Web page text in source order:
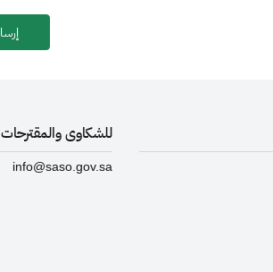
للشكاوى والمقترحات
info@saso.gov.sa